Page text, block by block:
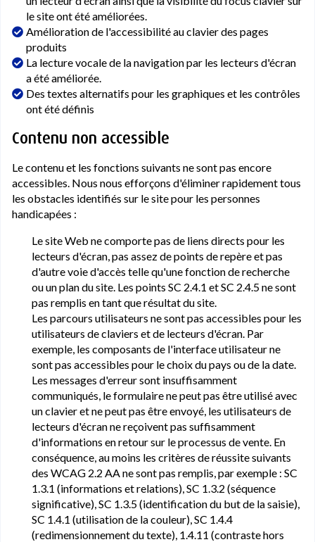
le site ont été améliorées.
Amélioration de l'accessibilité au clavier des pages
produits
La lecture vocale de la navigation par les lecteurs d'écran
a été améliorée.
Des textes alternatifs pour les graphiques et les contrôles
ont été définis
Contenu non accessible
Le contenu et les fonctions suivants ne sont pas encore
accessibles. Nous nous efforçons d'éliminer rapidement tous
les obstacles identifiés sur le site pour les personnes
handicapées :
Le site Web ne comporte pas de liens directs pour les
lecteurs d'écran, pas assez de points de repère et pas
d'autre voie d'accès telle qu'une fonction de recherche
ou un plan du site. Les points SC 2.4.1 et SC 2.4.5 ne sont
pas remplis en tant que résultat du site.
Les parcours utilisateurs ne sont pas accessibles pour les
utilisateurs de claviers et de lecteurs d'écran. Par
exemple, les composants de l'interface utilisateur ne
sont pas accessibles pour le choix du pays ou de la date.
Les messages d'erreur sont insuffisamment
communiqués, le formulaire ne peut pas être utilisé avec
un clavier et ne peut pas être envoyé, les utilisateurs de
lecteurs d'écran ne reçoivent pas suffisamment
d'informations en retour sur le processus de vente. En
conséquence, au moins les critères de réussite suivants
des WCAG 2.2 AA ne sont pas remplis, par exemple : SC
1.3.1 (informations et relations), SC 1.3.2 (séquence
significative), SC 1.3.5 (identification du but de la saisie),
SC 1.4.1 (utilisation de la couleur), SC 1.4.4
(redimensionnement du texte), 1.4.11 (contraste hors